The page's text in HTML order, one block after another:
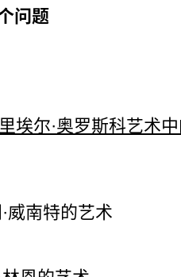
问题
埃尔·奥罗斯科艺术
威南特的艺术